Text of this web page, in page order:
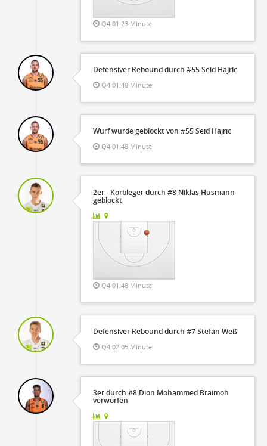
Q4 01:23 Minute
Defensiver Rebound durch #55 Seid Hajric
Q4 01:48 Minute
Wurf wurde geblockt von #55 Seid Hajric
Q4 01:48 Minute
2er - Korbleger durch #8 Niklas Husmann
geblockt
Q4 01:48 Minute
Defensiver Rebound durch #7 Stefan Weß
Q4 02:05 Minute
3er durch #8 Dion Mohammed Braimoh
verworfen